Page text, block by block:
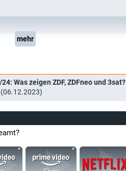
mehr
Was zeigen ZDF, ZDFneo und 3sat?